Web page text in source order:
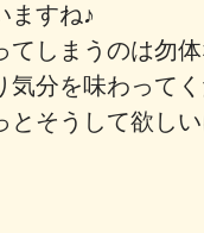
ますね♪
てしまうのは勿
気分を味わって
とそうして欲し